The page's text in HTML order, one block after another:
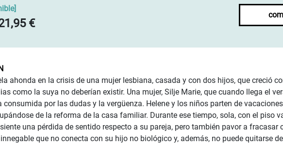
]
€
ahonda en la crisis de una mujer lesbiana, casada y con dos hijos, que creció
como la suya no deberían existir. Una mujer, Silje Marie, que cuando llega el
consumida por las dudas y la vergüenza. Helene y los niños parten de
de la reforma de la casa familiar. Durante ese tiempo, sola, con el piso
una pérdida de sentido respecto a su pareja, pero también pavor a fracasar
que no conecta con su hijo no biológico y, además, no puede quitarse